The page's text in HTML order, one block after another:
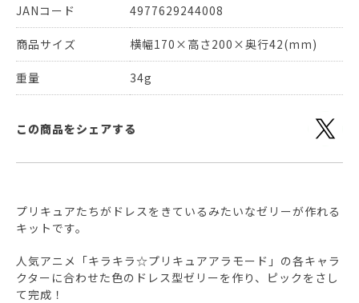
JANコード 4977629244008
商品サイズ 横幅170×高さ200×奥行42(mm)
重量 34g
この商品をシェアする
プリキュアたちがドレスをきているみたいなゼリーが作れる
キットです。
人気アニメ「キラキラ☆プリキュアアラモード」の各キャラ
クターに合わせた色のドレス型ゼリーを作り、ピックをさし
て完成！